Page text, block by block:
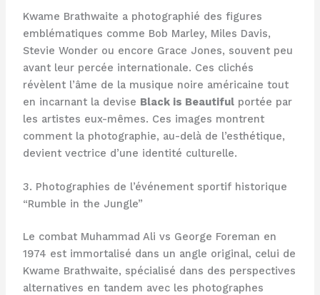
Kwame Brathwaite a photographié des figures
emblématiques comme Bob Marley, Miles Davis,
Stevie Wonder ou encore Grace Jones, souvent peu
avant leur percée internationale. Ces clichés
révèlent l’âme de la musique noire américaine tout
en incarnant la devise Black is Beautifulportée par
les artistes eux-mêmes. Ces images montrent
comment la photographie, au-delà de l’esthétique,
devient vectrice d’une identité culturelle.
3. Photographies de l’événement sportif historique
“Rumble in the Jungle”
Le combat Muhammad Ali vs George Foreman en
1974 est immortalisé dans un angle original, celui de
Kwame Brathwaite, spécialisé dans des perspectives
alternatives en tandem avec les photographes